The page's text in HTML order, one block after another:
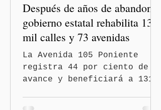
Después de años de abandono,
gobierno estatal rehabilita 13
mil calles y 73 avenidas
La Avenida 105 Poniente
registra 44 por ciento de
avance y beneficiará a 131